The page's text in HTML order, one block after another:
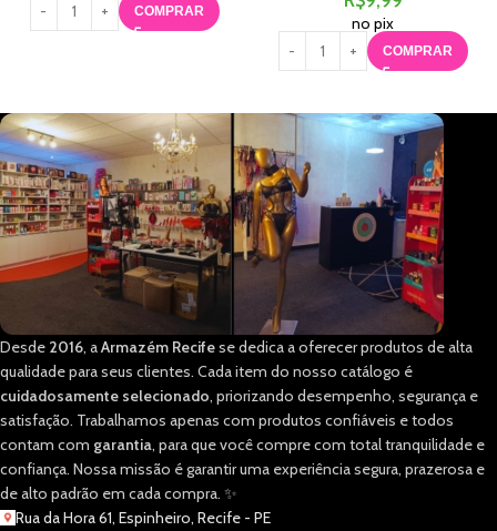
COMPRAR
no pix
COMPRAR
Desde 2016, aArmazém Recifese dedica a oferecer produtos de alta
qualidade para seus clientes. Cada item do nosso catálogo é
cuidadosamente selecionado, priorizando desempenho, segurança e
satisfação. Trabalhamos apenas com produtos confiáveis e todos
contam com garantia, para que você compre com total tranquilidade e
confiança. Nossa missão é garantir uma experiência segura, prazerosa e
de alto padrão em cada compra. ✨
Rua da Hora 61, Espinheiro, Recife - PE